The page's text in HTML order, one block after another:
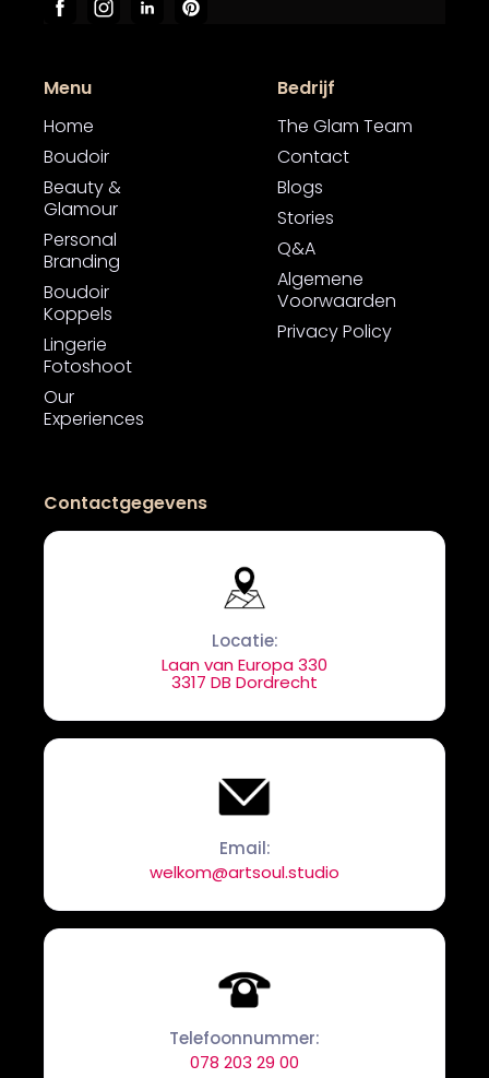
Menu
Home
Boudoir
Beauty &
Glamour
Personal
Branding
Boudoir
Koppels
Lingerie
Fotoshoot
Our
Experiences
Bedrijf
The Glam Team
Contact
Blogs
Stories
Q&A
Algemene
Voorwaarden
Privacy Policy
Contactgegevens
Locatie:
Laan van Europa 330
3317 DB Dordrecht
Email:
welkom@artsoul.studio
Telefoonnummer:
078 203 29 00